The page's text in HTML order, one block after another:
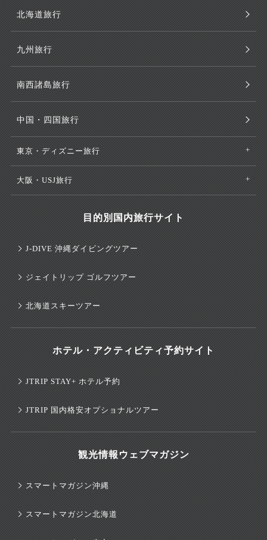
北海道旅行
九州旅行
南西諸島旅行
中国・四国旅行
東京・ディズニー旅行
大阪・USJ旅行
目的別国内旅行サイト
J-DIVE 沖縄ダイビングツアー
ジェイトリップ ゴルフツアー
北海道スキーツアー
ホテル・アクティビティ予約サイト
JTRIP STAY+ ホテル予約
JTRIP 国内格安オプショナルツアー
観光情報ウェブマガジン
スマートマガジン沖縄
スマートマガジン北海道